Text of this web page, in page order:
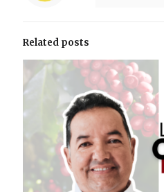
Related posts